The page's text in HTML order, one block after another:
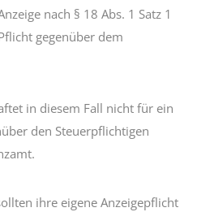
nach § 18 Abs. 1 Satz 1
gegenüber dem
in diesem Fall nicht für ein
den Steuerpflichtigen
ihre eigene Anzeigepflicht